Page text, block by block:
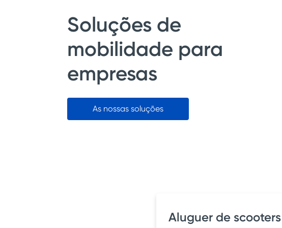
Soluções de
mobilidade para
empresas
As nossas soluções
Aluguer de scooters